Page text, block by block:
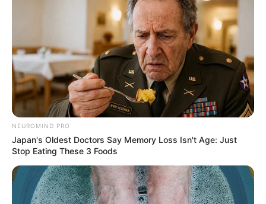
NEUROMIND PRO
Japan's Oldest Doctors Say Memory Loss Isn't Age: Just
Stop Eating These 3 Foods